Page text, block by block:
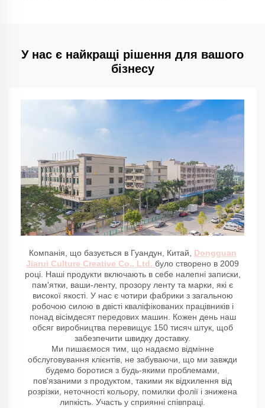
У нас є найкращі рішення для вашого
бізнесу
Компанія, що базується в Гуандун, Китай, Dongguan
Jiarui Culture Creative Co., Ltd. було створено в 2009
році. Наші продукти включають в себе налепні записки,
пам'ятки, ваши-ленту, прозору ленту та марки, які є
високої якості. У нас є чотири фабрики з загальною
робочою силою в двісті кваліфікованих працівників і
понад вісімдесят передових машин. Кожен день наш
обсяг виробництва перевищує 150 тисяч штук, щоб
забезпечити швидку доставку.
Ми пишаємося тим, що надаємо відмінне
обслуговування клієнтів, не забуваючи, що ми завжди
будемо боротися з будь-якими проблемами,
пов'язаними з продуктом, такими як відхилення від
розрізки, неточності кольору, помилки фолії і знижена
липкість. Участь у сприянні співпраці.